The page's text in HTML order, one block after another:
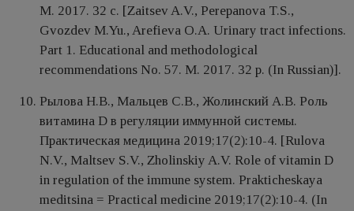
М. 2017. 32 с. [Zaitsev A.V., Perepanova T.S.,
Gvozdev M.Yu., Arefieva O.A. Urinary tract infections.
Part 1. Educational and methodological
recommendations No. 57. M. 2017. 32 p. (In Russian)].
Рылова Н.В., Мальцев С.В., Жолинский А.В. Роль
витамина D в регуляции иммунной системы.
Практическая медицина 2019;17(2):10-4. [Rulova
N.V., Maltsev S.V., Zholinskiy A.V. Role of vitamin D
in regulation of the immune system. Prakticheskaya
meditsina = Practical medicine 2019;17(2):10-4. (In